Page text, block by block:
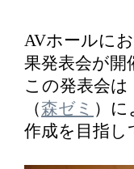
AVホールにお
果発表会が開
この発表会
（森ゼミ ）
作成を目指し